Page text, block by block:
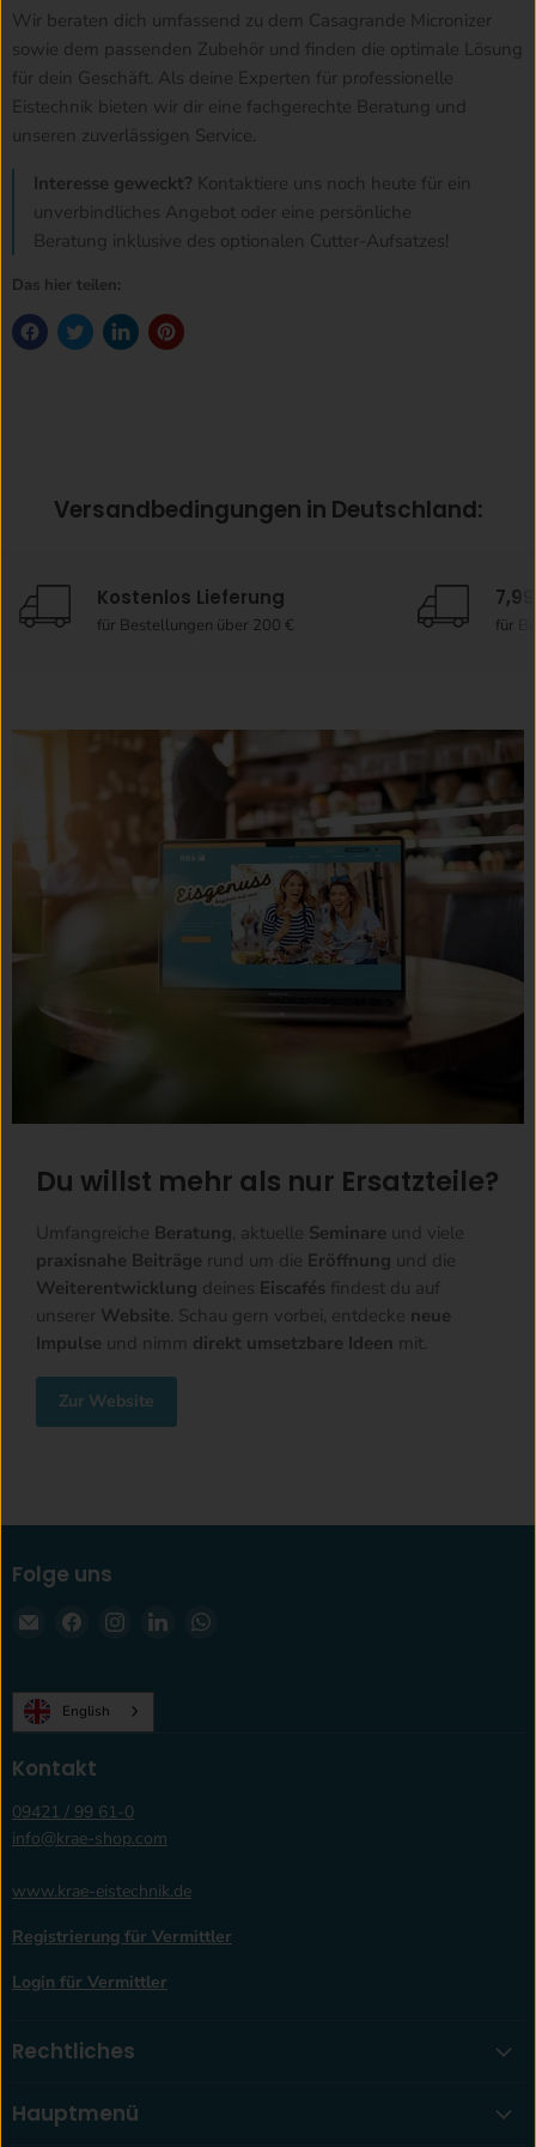
Wir beraten dich umfassend zu dem Casagrande Micronizer
sowie dem passenden Zubehör und finden die optimale Lösung
für dein Geschäft. Als deine Experten für professionelle
Eistechnik bieten wir dir eine fachgerechte Beratung und
unseren zuverlässigen Service.
Interesse geweckt? Kontaktiere uns noch heute für ein
unverbindliches Angebot oder eine persönliche
Beratung inklusive des optionalen Cutter-Aufsatzes!
Das hier teilen:
Versandbedingungen in Deutschland:
Kostenlos Lieferung
für Bestellungen über 200 € für
Du willst mehr als nur Ersatzteile?
Umfangreiche Beratung, aktuelle Seminare und viele
praxisnahe Beiträge rund um die Eröffnung und die
Weiterentwicklung deines Eiscafés findest du auf
unserer Website. Schau gern vorbei, entdecke neue
Impulse und nimm direkt umsetzbare Ideen mit.
Zur Website
Folge uns
Email
Finden
auf
Facebook
Finden
auf
Instagram
Finden
English
Kontakt
09421 / 99 61-0
info@krae-shop.com
www.krae-eistechnik.de
Registrierung für Vermittler
Login für Vermittler
Rechtliches
Hauptmenü